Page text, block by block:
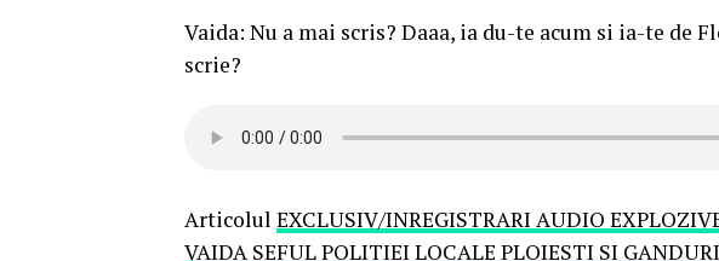
Vaida: Nu a mai scris? Daaa, ia du-te acum si ia-te de
scrie?
Articolul EXCLUSIV/INREGISTRARI AUDIO
VAIDA SEFUL POLITIEI LOCALE PLOIESTI SI